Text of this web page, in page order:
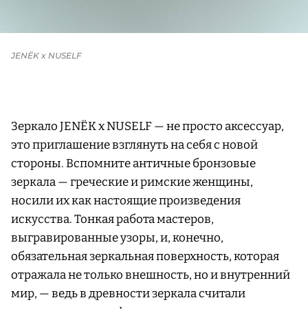
JENЁK x NUSELF
Зеркало JENЁK x NUSELF — не просто аксессуар,
это приглашение взглянуть на себя с новой
стороны. Вспомните античные бронзовые
зеркала — греческие и римские женщины,
носили их как настоящие произведения
искусства. Тонкая работа мастеров,
выгравированные узоры, и, конечно,
обязательная зеркальная поверхность, которая
отражала не только внешность, но и внутренний
мир, — ведь в древности зеркала считали